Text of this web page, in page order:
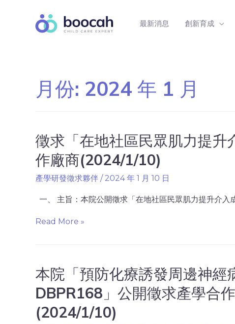
最新消息 創新育成
月份: 2024 年 1 月
徵求「在地社區民眾肌力提升
作廠商(2024/1/10)
產學研發徵求夥伴 / 2024 年 1 月 10 日
一、 主旨：本院公開徵求「在地社區民眾肌力提升介
Read More »
本院「預防化療誘發周邊神經
DBPR168」公開徵求產學合
(2024/1/10)